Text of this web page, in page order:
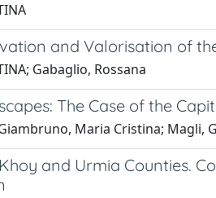
and Valorisation of
Gabaglio, Rossana
The Case of the
Maria Cristina; Magli,
and Urmia Counties.